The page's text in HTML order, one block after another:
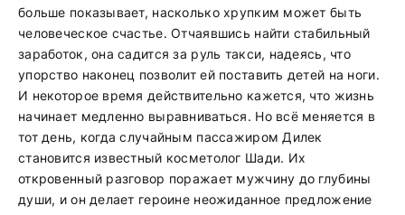
больше показывает, насколько хрупким может быть
человеческое счастье. Отчаявшись найти стабильный
заработок, она садится за руль такси, надеясь, что
упорство наконец позволит ей поставить детей на ноги.
И некоторое время действительно кажется, что жизнь
начинает медленно выравниваться. Но всё меняется в
тот день, когда случайным пассажиром Дилек
становится известный косметолог Шади. Их
откровенный разговор поражает мужчину до глубины
души, и он делает героине неожиданное предложение